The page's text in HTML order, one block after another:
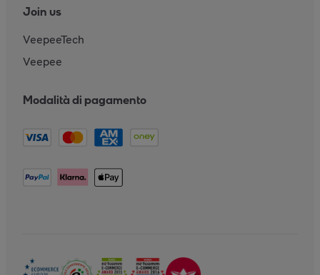
Join us
VeepeeTech
Veepee
Modalità di pagamento